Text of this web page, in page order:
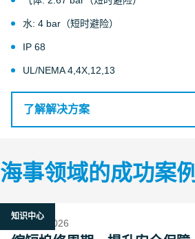
水: 4 bar（短时避险）
IP 68
UL/NEMA 4,4X,12,13
了解解决方案
海事领域的成功案例
知识中心
16 二月 2026